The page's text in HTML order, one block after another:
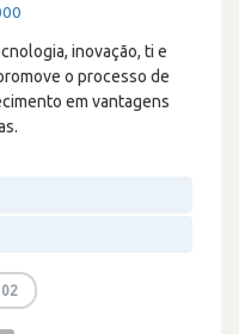
inovação, ti e
o processo de
em vantagens